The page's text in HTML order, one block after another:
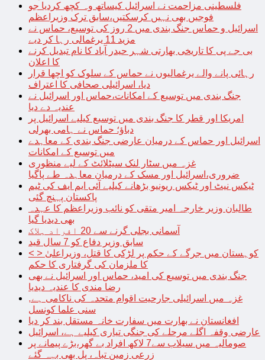
فلسطینی مزاحمت نے اسرائیل کیساتھ وہ کچھ کردیا جو
فوجیں بھی نہیں کرسکتیں،سابق ترک وزیراعظم
اسرائیل و حماس جنگ بندی میں 2 روز کی توسیع، حماس نے
مزید 11 یرغمالی رہا کر دیے
بی جے پی کا تاریخی بھارتی شہر حیدر آباد کا نام تبدیل کرنے
کا اعلان
رہائی پانے والے یرغمالیوں نے حماس کے سلوک کو اچھا قرار
دیا، اسرائیلی صحافی کا اعتراف
جنگ بندی میں توسیع کے امکانات،حماس اور اسرائیل نے
عندیہ دے دیا
امریکا اور قطر کا جنگ بندی میں توسیع کیلیے اسرائیل پر
دباؤ؛ حماس نے ہامی بھرلی
اسرائیل اور حماس کے درمیان عارضی جنگ بندی کے معاہدے
میں توسیع کے امکانات
غزہ میں سٹار لنک سیٹلائٹ کے لیے منظوری
ضروری،اسرائیل اور مسک کے درمیان معاہدہ طے پاگیا
ٹیکس نیٹ اور ٹیکس ریونیو بڑھانے کیلیے آئی ایم ایف کی ٹیم
پاکستان پہنچ گئی
طالبان وزیر خارجہ امیر متقی کو نائب وزیراعظم کا عہدہ
بھی دیدیا گیا
آسمانی بجلی گرنے سے 20 افراد ہلاک
سابق وزیر دفاع کو 7 سال قید
< > کوہستان میں جرگے کے حکم پر لڑکی کا قتل، وزیراعلیٰ
کا ملزمان کی گرفتاری کا حکم
جنگ بندی میں توسیع کی امید، حماس اور اسرائیل نے بھی
رضا مندی کا عندیہ دیدیا
غزہ میں اسرائیلی جارحیت اقوام متحدہ کی ناکامی ہے,
سنی علما کونسل
افغانستان نے بھارت میں سفارت خانہ مستقل بند کر دیا
عارضی وقفہ اگلے مرحلے کی جنگی تیاری کیلیے ہے، اسرائیل
صومالیہ میں سیلاب سے7 لاکھ افراد بے گھر،بڑے پیمانے پر
زرعی زمین تباہ، پل بھی بہہ گئے